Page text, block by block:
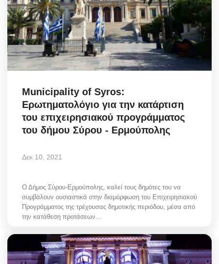
Municipality of Syros:
Ερωτηματολόγιο για την κατάρτιση
του επιχειρησιακού προγράμματος
του δήμου Σύρου - Ερμούπολης
Δεκ 10, 2021
Ο Δήμος Σύρου-Ερμούπολης, καλεί τους δημότες του να
συμβάλουν ουσιαστικά στην διαμόρφωση του Επιχειρησιακού
Προγράμματος της τρέχουσας δημοτικής περιόδου, μέσα από
την κατάθεση προτάσεων...